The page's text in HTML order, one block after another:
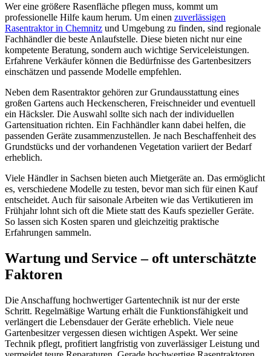
Wer eine größere Rasenfläche pflegen muss, kommt um
professionelle Hilfe kaum herum. Um einen zuverlässigen
Rasentraktor in Chemnitz und Umgebung zu finden, sind regionale
Fachhändler die beste Anlaufstelle. Diese bieten nicht nur eine
kompetente Beratung, sondern auch wichtige Serviceleistungen.
Erfahrene Verkäufer können die Bedürfnisse des Gartenbesitzers
einschätzen und passende Modelle empfehlen.
Neben dem Rasentraktor gehören zur Grundausstattung eines
großen Gartens auch Heckenscheren, Freischneider und eventuell
ein Häcksler. Die Auswahl sollte sich nach der individuellen
Gartensituation richten. Ein Fachhändler kann dabei helfen, die
passenden Geräte zusammenzustellen. Je nach Beschaffenheit des
Grundstücks und der vorhandenen Vegetation variiert der Bedarf
erheblich.
Viele Händler in Sachsen bieten auch Mietgeräte an. Das ermöglicht
es, verschiedene Modelle zu testen, bevor man sich für einen Kauf
entscheidet. Auch für saisonale Arbeiten wie das Vertikutieren im
Frühjahr lohnt sich oft die Miete statt des Kaufs spezieller Geräte.
So lassen sich Kosten sparen und gleichzeitig praktische
Erfahrungen sammeln.
Wartung und Service – oft unterschätzte
Faktoren
Die Anschaffung hochwertiger Gartentechnik ist nur der erste
Schritt. Regelmäßige Wartung erhält die Funktionsfähigkeit und
verlängert die Lebensdauer der Geräte erheblich. Viele neue
Gartenbesitzer vergessen diesen wichtigen Aspekt. Wer seine
Technik pflegt, profitiert langfristig von zuverlässiger Leistung und